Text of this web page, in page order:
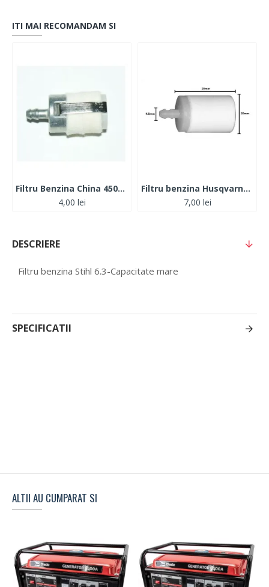
ITI MAI RECOMANDAM SI
Filtru Benzina China 4500-5200
4,00 lei
Filtru benzina Husqvarna 4.5mm
7,00 lei
DESCRIERE
Filtru benzina Stihl 6.3-Capacitate mare
SPECIFICATII
ALTII AU CUMPARAT SI